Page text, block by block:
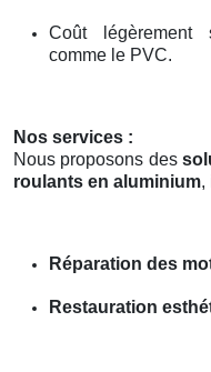
Coût légèrement
comme le PVC.
Nos services :
Nous proposons des
roulants en aluminium,
Réparation des
Restauration